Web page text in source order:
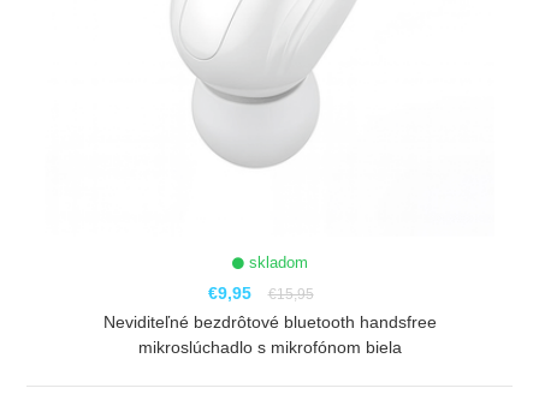
skladom
€9,95 €15,95
Neviditeľné bezdrôtové bluetooth handsfree
mikroslúchadlo s mikrofónom biela